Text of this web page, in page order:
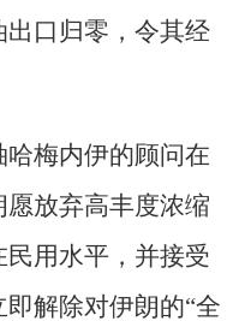
口归零，令其经
梅内伊的顾问在
放弃高丰度浓缩
用水平，并接受
解除对伊朗的“全